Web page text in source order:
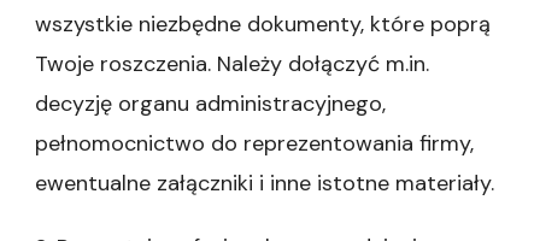
wszystkie niezbędne dokumenty, które poprą
Twoje roszczenia. Należy dołączyć m.in.
decyzję organu administracyjnego,
pełnomocnictwo do reprezentowania firmy,
ewentualne załączniki i inne istotne materiały.